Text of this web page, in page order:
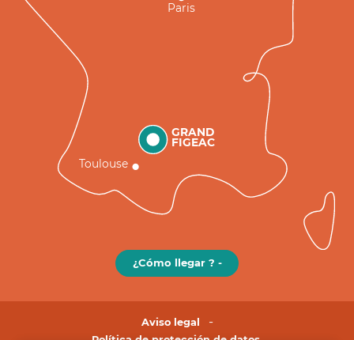
GRAND
FIGEAC
Toulouse
Paris
¿Cómo llegar ? -
Aviso legal